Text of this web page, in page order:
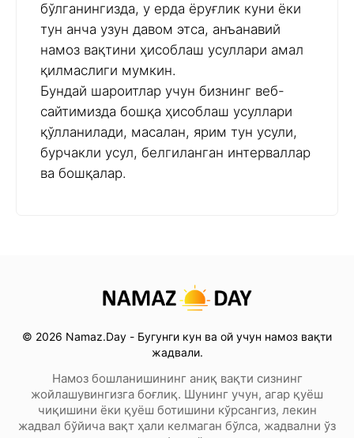
бўлганингизда, у ерда ёруғлик куни ёки
тун анча узун давом этса, анъанавий
намоз вақтини ҳисоблаш усуллари амал
қилмаслиги мумкин.
Бундай шароитлар учун бизнинг веб-
сайтимизда бошқа ҳисоблаш усуллари
қўлланилади, масалан, ярим тун усули,
бурчакли усул, белгиланган интерваллар
ва бошқалар.
© 2026 Namaz.Day - Бугунги кун ва ой учун намоз вақти
жадвали.
Намоз бошланишининг аниқ вақти сизнинг
жойлашувингизга боғлиқ. Шунинг учун, агар қуёш
чиқишини ёки қуёш ботишини кўрсангиз, лекин
жадвал бўйича вақт ҳали келмаган бўлса, жадвални ўз